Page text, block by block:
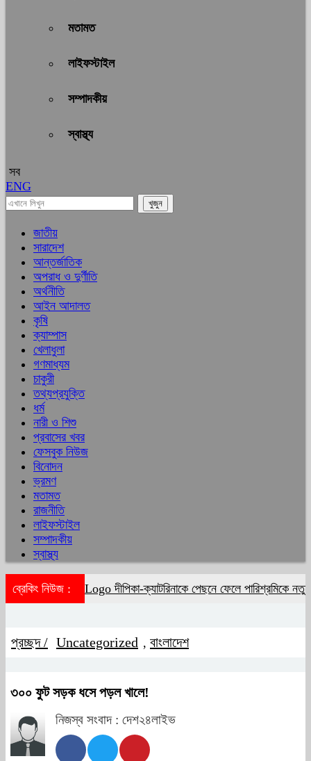
মতামত
লাইফস্টাইল
সম্পাদকীয়
স্বাস্থ্য
সব
ENG
জাতীয়
সারাদেশ
আন্তর্জাতিক
অপরাধ ও দুর্ণীতি
অর্থনীতি
আইন আদালত
কৃষি
ক্যাম্পাস
খেলাধুলা
গণমাধ্যম
চাকুরী
তথ্যপ্রযুক্তি
ধর্ম
নারী ও শিশু
প্রবাসের খবর
ফেসবুক নিউজ
বিনোদন
ভ্রমণ
মতামত
রাজনীতি
লাইফস্টাইল
সম্পাদকীয়
স্বাস্থ্য
ব্রেকিং নিউজ : দীপিকা-ক্যাটরিনাকে পেছনে ফেলে পারিশ্রমিকে নতুন
প্রচ্ছদ / Uncategorized , বাংলাদেশ
৩০০ ফুট সড়ক ধসে পড়ল খালে!
নিজস্ব সংবাদ : দেশ২৪লাইভ